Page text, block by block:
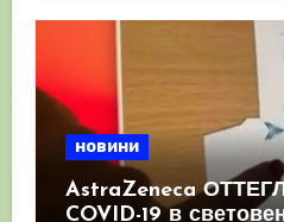
новини
AstraZeneca
COVID-19 в